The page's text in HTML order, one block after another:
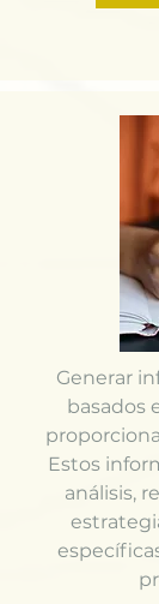
Generar
basados
Estos
análisis,